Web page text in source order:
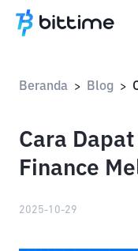
Beranda > Blog >
Cara
Finance
2025-10-29